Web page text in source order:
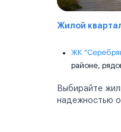
Жилой
ЖК
районе,
Выбирайте
надежностью